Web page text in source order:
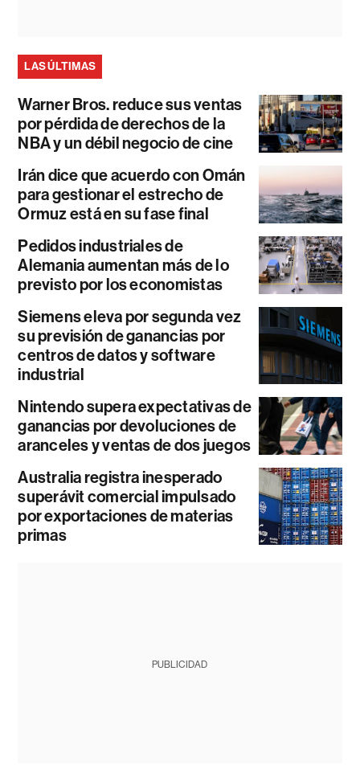
LAS ÚLTIMAS
Warner Bros. reduce sus ventas
por pérdida de derechos de la
NBA y un débil negocio de cine
Irán dice que acuerdo con Omán
para gestionar el estrecho de
Ormuz está en su fase final
Pedidos industriales de
Alemania aumentan más de lo
previsto por los economistas
Siemens eleva por segunda vez
su previsión de ganancias por
centros de datos y software
industrial
Nintendo supera expectativas de
ganancias por devoluciones de
aranceles y ventas de dos juegos
Australia registra inesperado
superávit comercial impulsado
por exportaciones de materias
primas
PUBLICIDAD